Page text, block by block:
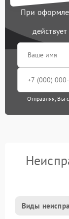
При
Отправляя, Вы
Виды